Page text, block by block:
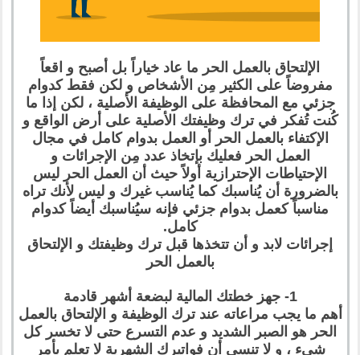
الإلتحاق بالعمل الحر ما عاد خياراً بل أصبح و اقعاً
مفروضاً على الكثير مِن الأشخاص و لكن فقط كدوام
جزئي مع المحافظة على الوظيفة الأصلية ، لكن إذا ما
كُنت تُفكر في ترك وظيفتك الأصلية على أرض الواقع و
الإكتفاء بالعمل الحر أو العمل بدوام كامل في مجال
العمل الحر فعليك بإتخاذ عدد مِن الإجرائات و
الإحتياطات الإحترازية أولاً حيث أن العمل الحر ليس
بالضرورة أن يُناسبك كما يُناسب غيرك و ليس لأنك تراه
مناسباً كعمل بدوام جزئي فإنه سيُناسبك أيضاً كدوام
كامل.
إجرائات لابد و أن تتخذها قبل ترك وظيفتك و الإلتحاق
بالعمل الحر
1- جهز خطتك المالية لبضعة أشهر قادمة
أهم ما يجب مراعاته عند ترك الوظيفة و الإلتحاق بالعمل
الحر هو الصبر الشديد و عدم التسرع حتى لا تخسر كل
شيء ، و لا تنسى أن فواتيرك الشهرية لا تعلم بأمر